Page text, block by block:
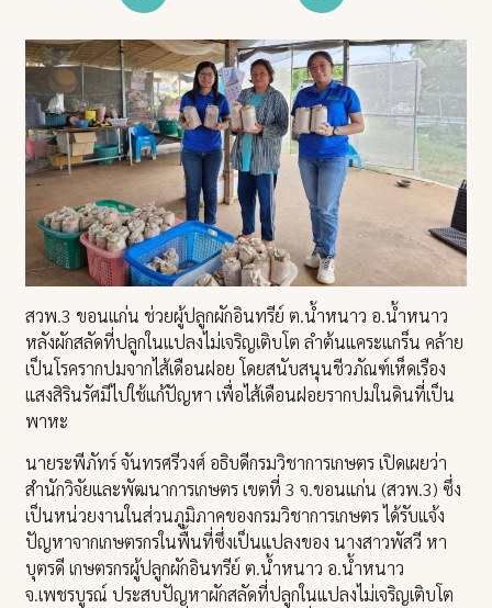
สวพ.3 ขอนแก่น ช่วยผู้ปลูกผักอินทรีย์ ต.น้ำหนาว อ.น้ำหนาว
หลังผักสลัดที่ปลูกในแปลงไม่เจริญเติบโต ลำต้นแคระแกร็น คล้าย
เป็นโรครากปมจากไส้เดือนฝอย โดยสนับสนุนชีวภัณฑ์เห็ดเรือง
แสงสิรินรัศมีไปใช้แก้ปัญหา เพื่อไส้เดือนฝอยรากปมในดินที่เป็น
พาหะ
นายระพีภัทร์ จันทรศรีวงศ์ อธิบดีกรมวิชาการเกษตร เปิดเผยว่า
สำนักวิจัยและพัฒนาการเกษตร เขตที่ 3 จ.ขอนแก่น (สวพ.3) ซึ่ง
เป็นหน่วยงานในส่วนภูมิภาคของกรมวิชาการเกษตร ได้รับแจ้ง
ปัญหาจากเกษตรกรในพื้นที่ซึ่งเป็นแปลงของ นางสาวพัสวี หา
บุตรดี เกษตรกรผู้ปลูกผักอินทรีย์ ต.น้ำหนาว อ.น้ำหนาว
จ.เพชรบูรณ์ ประสบปัญหาผักสลัดที่ปลูกในแปลงไม่เจริญเติบโต